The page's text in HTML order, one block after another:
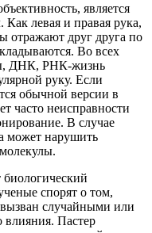
является
Как левая и правая рука,
отражают друг друга по
Во всех
ДНК, РНК-жизнь
руку. Если
обычной версии в
часто неисправности
В случае
может нарушить
спорят о том,
случайными или
влияния. Пастер